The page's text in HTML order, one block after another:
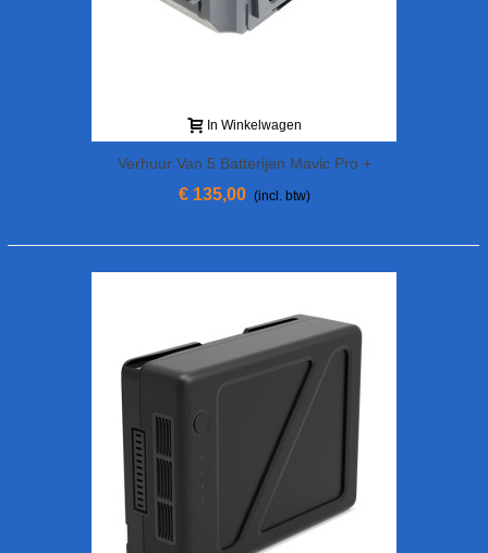
In Winkelwagen
Verhuur Van 5 Batterijen Mavic Pro +
Snellader Meerdere
€ 135,00 (incl. btw)